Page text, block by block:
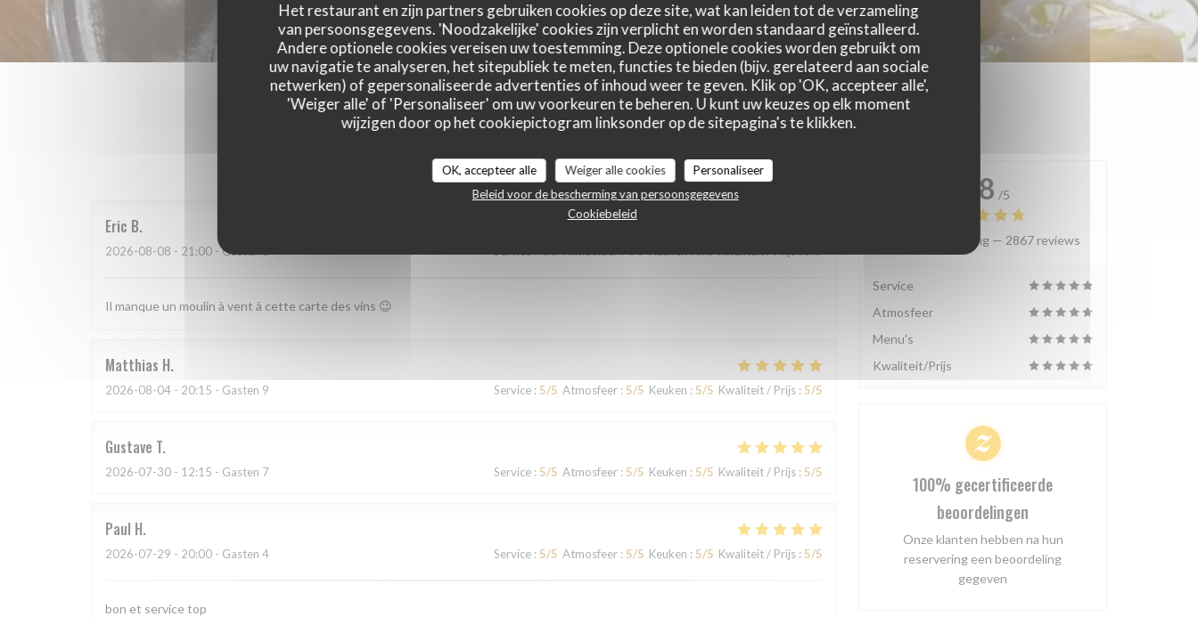
Het restaurant en zijn partners gebruiken cookies op deze site, wat kan leiden tot de verzameling
van persoonsgegevens. 'Noodzakelijke' cookies zijn verplicht en worden standaard geïnstalleerd.
Andere optionele cookies vereisen uw toestemming. Deze optionele cookies worden gebruikt om
uw navigatie te analyseren, het sitepubliek te meten, functies te bieden (bijv. gerelateerd aan sociale
netwerken) of gepersonaliseerde advertenties of inhoud weer te geven. Klik op 'OK, accepteer alle',
'Weiger alle' of 'Personaliseer' om uw voorkeuren te beheren. U kunt uw keuzes op elk moment
wijzigen door op het cookiepictogram linksonder op de sitepagina's te klikken.
OK, accepteer alle Weiger alle cookies
Personaliseer
Beleid voor de bescherming van persoonsgegevens
Cookiebeleid
Onze gastbeoordelingen
Eric B
2026-08-08 - 21:00 - Gasten 3
Il manque un moulin à vent à cette carte des vins 😉
Matthias H
2026-08-04 - 20:15 - Gasten 9 Service : 5/5 Atmosfeer : 5/5 Keuken : 5/5 Kwaliteit / Prijs : 5/5
Gustave T
2026-07-30 - 12:15 - Gasten 7 Service : 5/5 Atmosfeer : 5/5 Keuken : 5/5 Kwaliteit / Prijs : 5/5
Paul H
2026-07-29 - 20:00 - Gasten 4 Service : 5/5 Atmosfeer : 5/5 Keuken : 5/5 Kwaliteit / Prijs : 5/5
bon et service top
4.8 /5
Gemiddelde rating — 2867 reviews
Service
Atmosfeer
Menu's
Kwaliteit/Prijs
100% gecertificeerde
beoordelingen
Onze klanten hebben na hun
reservering een beoordeling
gegeven